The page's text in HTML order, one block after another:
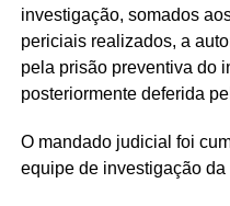
investigação, somados
periciais realizados, a
pela prisão preventiva do
posteriormente deferida
O mandado judicial foi
equipe de investigação